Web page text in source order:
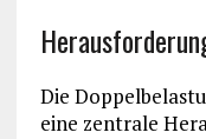
Die
eine zentrale